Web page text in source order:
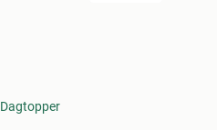
Dagtopper